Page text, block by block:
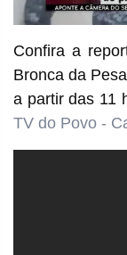
Confira a
Bronca da
a partir das 11
TV do Povo -